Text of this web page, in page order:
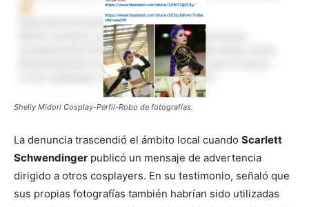
Sheliy Midori Cosplay-Perfil-Robo de fotografías.
La denuncia trascendió el ámbito local cuando Scarlett
Schwendinger publicó un mensaje de advertencia
dirigido a otros cosplayers. En su testimonio, señaló que
sus propias fotografías también habrían sido utilizadas